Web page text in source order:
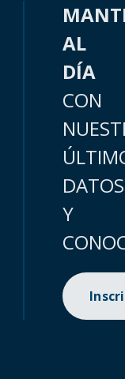
AL
DÍA
CON
DATOS
Y